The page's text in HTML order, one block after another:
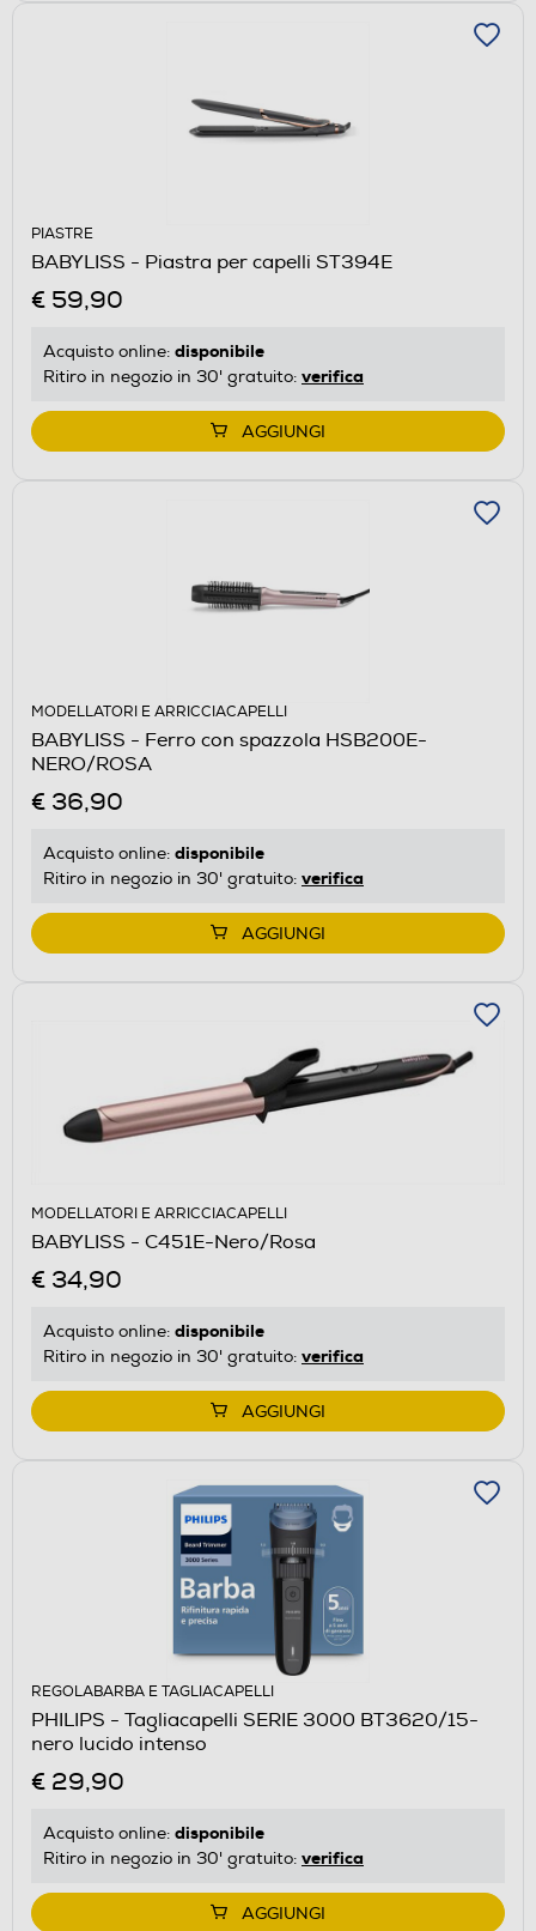
PIASTRE
BABYLISS - Piastra per capelli ST394E
€ 59,90
Acquisto online: disponibile
Ritiro in negozio in 30' gratuito: verifica
AGGIUNGI
MODELLATORI E ARRICCIACAPELLI
BABYLISS - Ferro con spazzola HSB200E-
NERO/ROSA
€ 36,90
Acquisto online: disponibile
Ritiro in negozio in 30' gratuito: verifica
AGGIUNGI
MODELLATORI E ARRICCIACAPELLI
BABYLISS - C451E-Nero/Rosa
€ 34,90
Acquisto online: disponibile
Ritiro in negozio in 30' gratuito: verifica
AGGIUNGI
REGOLABARBA E TAGLIACAPELLI
PHILIPS - Tagliacapelli SERIE 3000 BT3620/15-
nero lucido intenso
€ 29,90
Acquisto online: disponibile
Ritiro in negozio in 30' gratuito: verifica
AGGIUNGI